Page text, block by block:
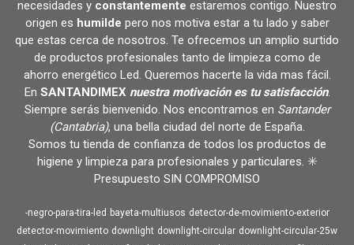
necesidades y constantemente estaremos contigo. Nuestro
origen es humilde pero nos motiva estar a tu lado y saber
que estas cerca de nosotros. Te ofrecemos un amplio surtido
de productos profesionales tanto de limpieza como de
ahorro energético Led. Queremos hacerte la vida mas fácil.
En SANTANDIMEX nuestra motivación es tu satisfacción.
Siempre serás bienvenido. Nos encontramos en Santander
(Cantabria), una bella ciudad del norte de España.
Somos tu tienda de confianza de todos los productos de
higiene y limpieza para profesionales y particulares. ✳️
Presupuesto SIN COMPROMISO
-negro-para-tira-led bayeta-multiusos detector-de-movimiento-exterior
detector-movimiento downlight downlight-circular downlight-circular-25w